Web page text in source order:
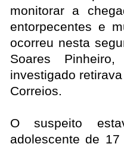
monitorar a
entorpecentes e
ocorreu nesta
Soares
investigado
Correios.
O suspeito
adolescente de